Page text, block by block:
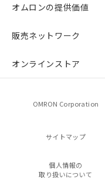
オムロンの提供価値
販売ネットワーク
オンラインストア
OMRON Corporation
サイトマップ
個人情報の
取り扱いについて